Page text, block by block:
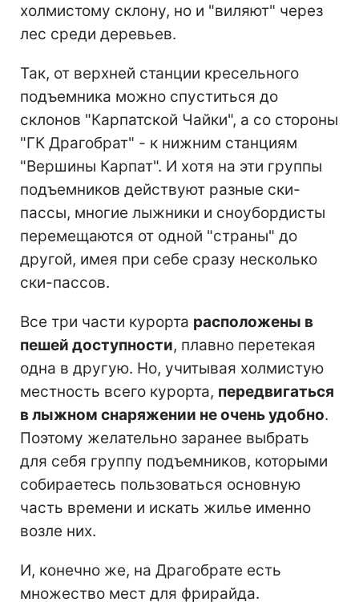
холмистому склону, но и "виляют" через
лес среди деревьев.
Так, от верхней станции кресельного
подъемника можно спуститься до
склонов "Карпатской Чайки", а со стороны
"ГК Драгобрат" - к нижним станциям
"Вершины Карпат". И хотя на эти группы
подъемников действуют разные ски-
пассы, многие лыжники и сноубордисты
перемещаются от одной "страны" до
другой, имея при себе сразу несколько
ски-пассов.
Все три части курорта расположены в
пешей доступности, плавно перетекая
одна в другую. Но, учитывая холмистую
местность всего курорта, передвигаться
в лыжном снаряжении не очень удобно.
Поэтому желательно заранее выбрать
для себя группу подъемников, которыми
собираетесь пользоваться основную
часть времени и искать жилье именно
возле них.
И, конечно же, на Драгобрате есть
множество мест для фрирайда.